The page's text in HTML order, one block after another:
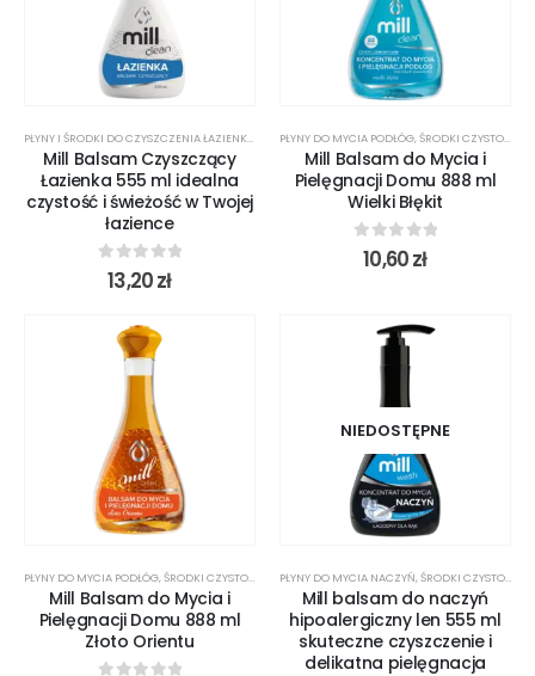
PŁYNY I ŚRODKI DO CZYSZCZENIA ŁAZIENKI, ŚRODKI CZYSTOŚCI
Mill Balsam Czyszczący
Łazienka 555 ml idealna
czystość i świeżość w Twojej
łazience
out of 5
13,20zł
PŁYNY DO MYCIA PODŁÓG,ŚRODKI CZYSTOŚCI
Mill Balsam do Mycia i
Pielęgnacji Domu 888 ml
Wielki Błękit
out of 5
10,60zł
PŁYNY DO MYCIA PODŁÓG,ŚRODKI CZYSTOŚCI
Mill Balsam do Mycia i
Pielęgnacji Domu 888 ml
Złoto Orientu
NIEDOSTĘPNE
PŁYNY DO MYCIA NACZYŃ,ŚRODKI CZYSTOŚCI
Mill balsam do naczyń
hipoalergiczny len 555 ml
skuteczne czyszczenie i
delikatna pielęgnacja